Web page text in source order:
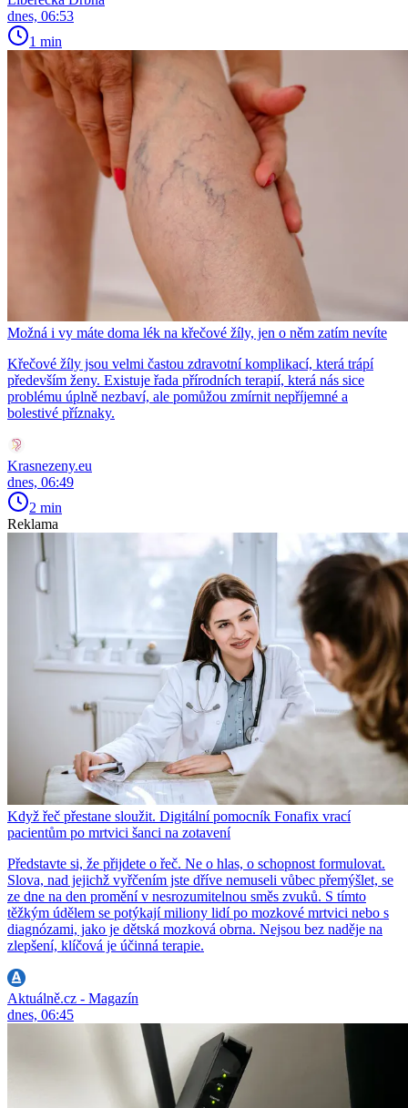
dnes, 06:53
1 min
Možná i vy máte doma lék na křečové žíly, jen o něm zatím nevíte
Křečové žíly jsou velmi častou zdravotní komplikací, která trápí
především ženy. Existuje řada přírodních terapií, která nás sice
problému úplně nezbaví, ale pomůžou zmírnit nepříjemné a
bolestivé příznaky.
Krasnezeny.eu
dnes, 06:49
2 min
Reklama
Když řeč přestane sloužit. Digitální pomocník Fonafix vrací
pacientům po mrtvici šanci na zotavení
Představte si, že přijdete o řeč. Ne o hlas, o schopnost formulovat.
Slova, nad jejichž vyřčením jste dříve nemuseli vůbec přemýšlet, se
ze dne na den promění v nesrozumitelnou směs zvuků. S tímto
těžkým údělem se potýkají miliony lidí po mozkové mrtvici nebo s
diagnózami, jako je dětská mozková obrna. Nejsou bez naděje na
zlepšení, klíčová je účinná terapie.
Aktuálně.cz - Magazín
dnes, 06:45